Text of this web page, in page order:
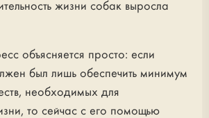
жизни собак выросла
объясняется просто: если
был лишь обеспечить минимум
необходимых для
то сейчас с его помощью